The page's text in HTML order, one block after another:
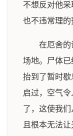
不想反对他
也不违常理的
在厄舍的
场地。尸体
抬到了暂时
启过，空气
了，这使我
且根本无法